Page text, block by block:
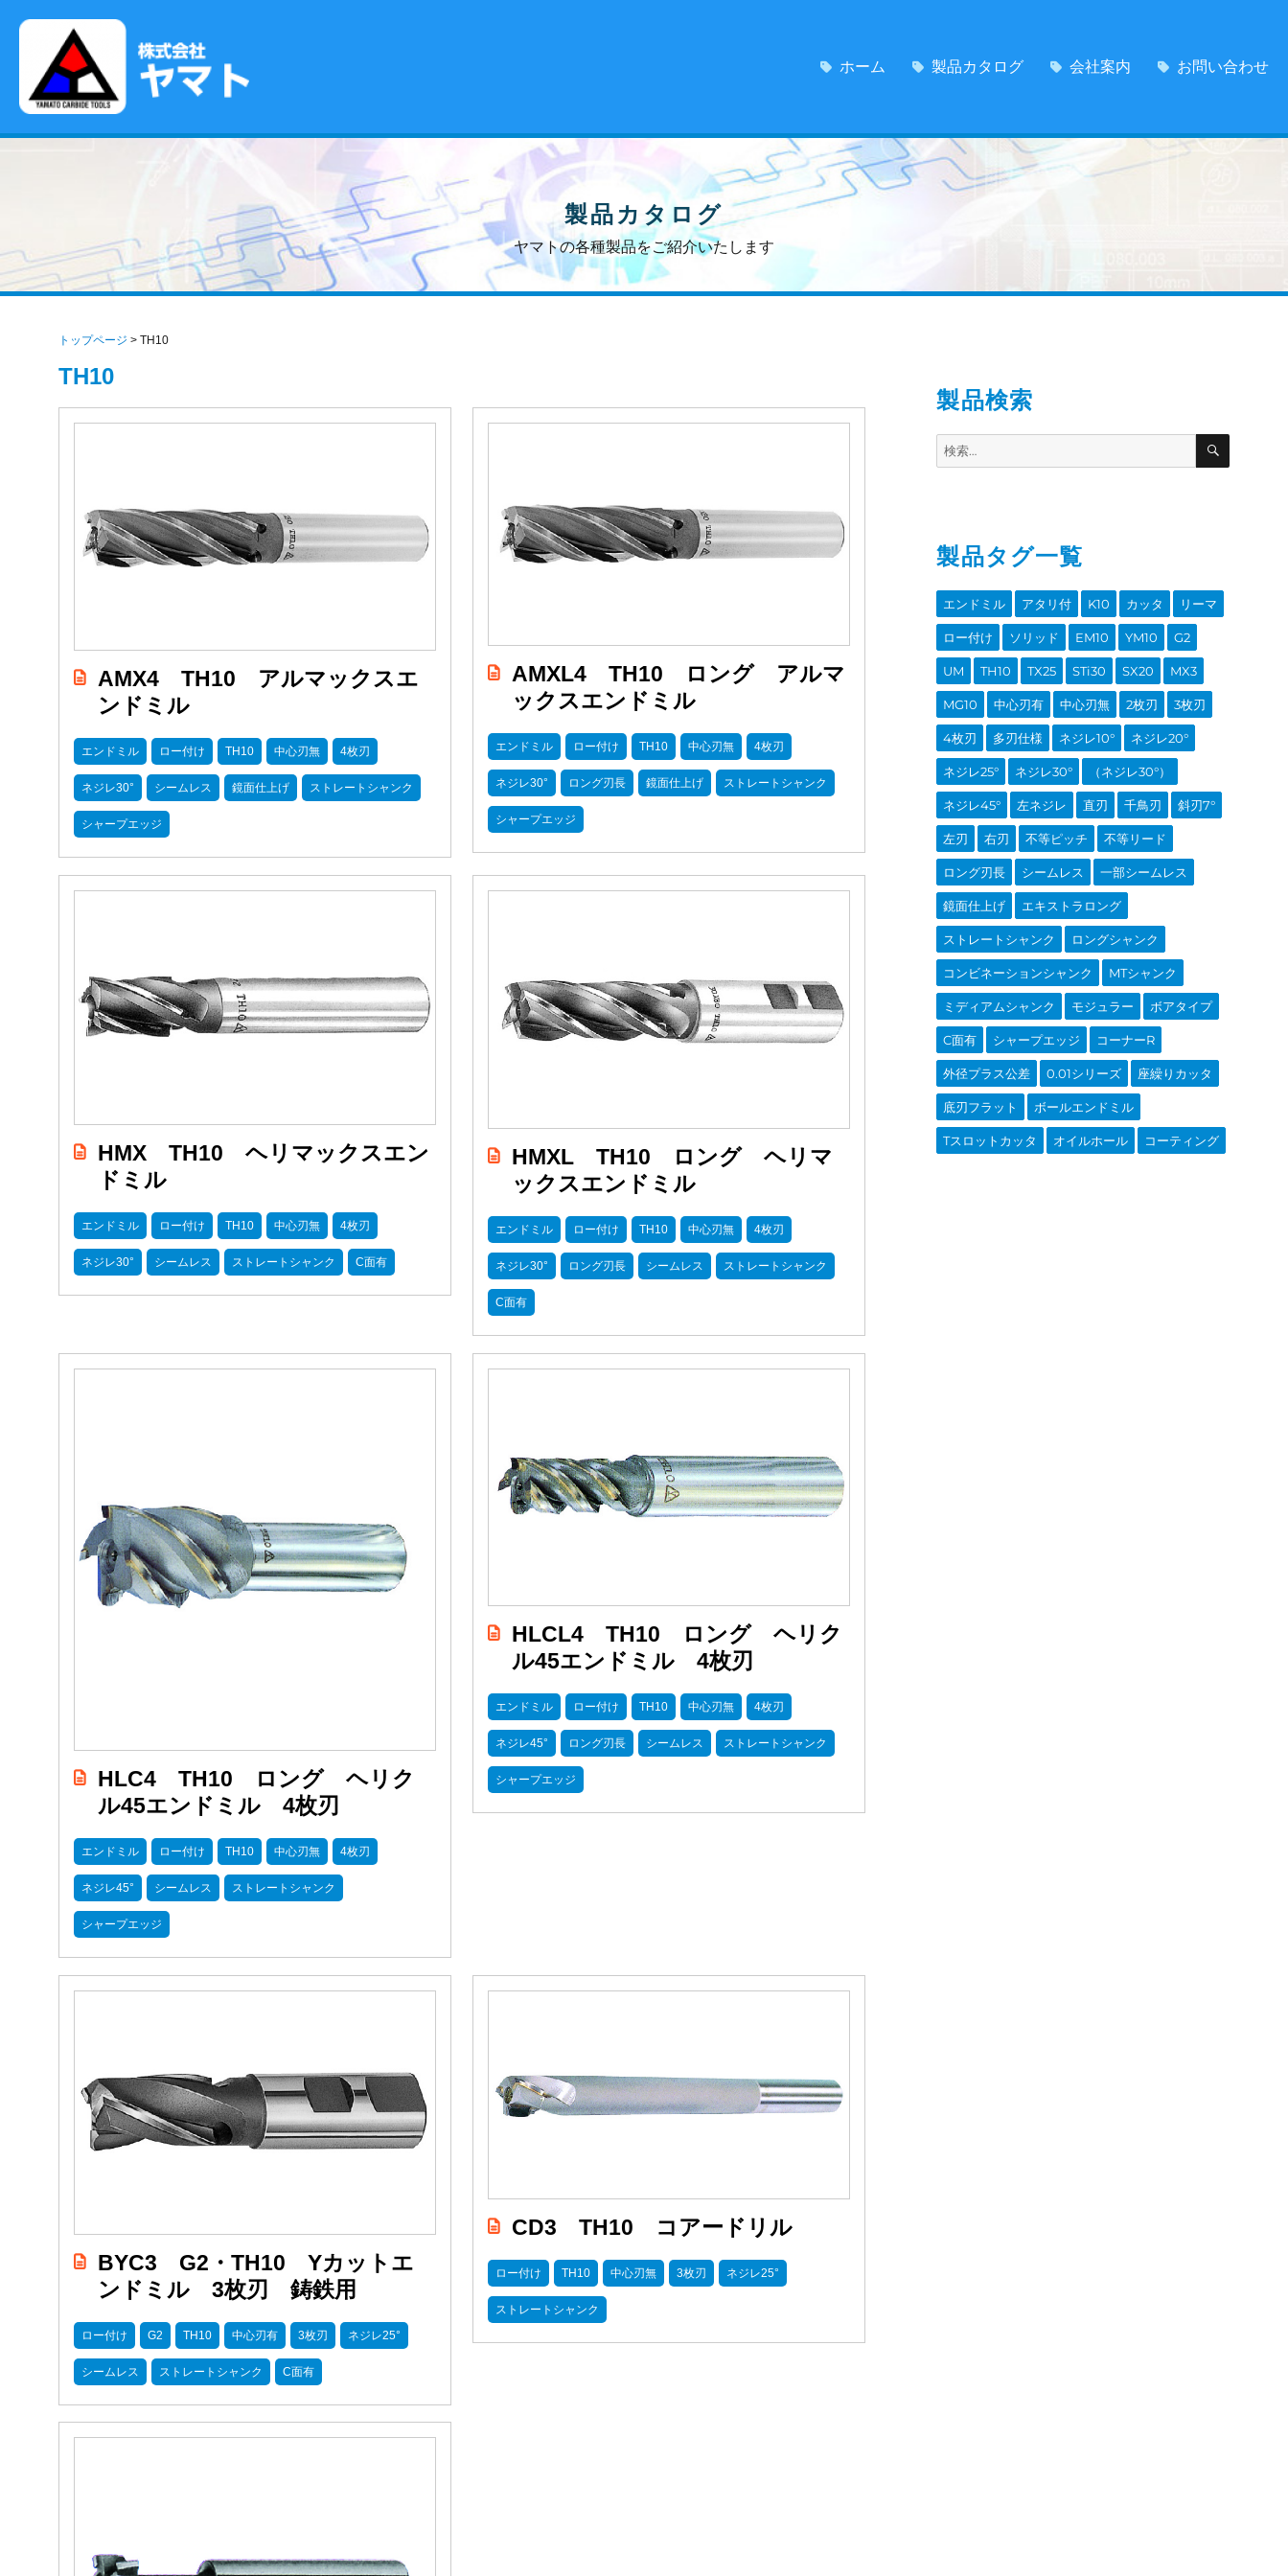
株式会社ヤマト
ホーム 製品カタログ 会社案内 お問い合わせ
製品カタログ
ヤマトの各種製品をご紹介いたします
トップページ >TH10
TH10
AMX4 TH10 アルマックスエ
ンドミル
エンドミル ロー付け TH10 中心刃無 4枚刃
ネジレ30° シームレス 鏡面仕上げ ストレートシャンク
シャープエッジ
AMXL4 TH10 ロング アルマ
ックスエンドミル
エンドミル ロー付け TH10 中心刃無 4枚刃
ネジレ30° ロング刃長 鏡面仕上げ ストレートシャンク
シャープエッジ
HMX TH10 ヘリマックスエン
ドミル
エンドミル ロー付け TH10 中心刃無 4枚刃
ネジレ30° シームレス ストレートシャンク C面有
HMXL TH10 ロング ヘリマ
ックスエンドミル
エンドミル ロー付け TH10 中心刃無 4枚刃
ネジレ30° ロング刃長 シームレス ストレートシャンク
C面有
HLC4 TH10 ロング ヘリク
ル45エンドミル 4枚刃
エンドミル ロー付け TH10 中心刃無 4枚刃
ネジレ45° シームレス ストレートシャンク
シャープエッジ
HLCL4 TH10 ロング ヘリク
ル45エンドミル 4枚刃
エンドミル ロー付け TH10 中心刃無 4枚刃
ネジレ45° ロング刃長 シームレス ストレートシャンク
シャープエッジ
BYC3 G2・TH10 Yカットエ
ンドミル 3枚刃 鋳鉄用
ロー付け G2 TH10 中心刃有 3枚刃 ネジレ25°
シームレス ストレートシャンク C面有
CD3 TH10 コアードリル
ロー付け TH10 中心刃無 3枚刃 ネジレ25°
ストレートシャンク
製品検索
Search
for:
SEARCH
製品タグ一覧
エンドミル アタリ付 K10 カッタ リーマ
ロー付け ソリッド EM10 YM10 G2
UM TH10 TX25 STi30 SX20 MX3
MG10 中心刃有 中心刃無 2枚刃 3枚刃
4枚刃 多刃仕様 ネジレ10° ネジレ20°
ネジレ25° ネジレ30° （ネジレ30°）
ネジレ45° 左ネジレ 直刃 千鳥刃 斜刃7°
左刃 右刃 不等ピッチ 不等リード
ロング刃長 シームレス 一部シームレス
鏡面仕上げ エキストラロング
ストレートシャンク ロングシャンク
コンビネーションシャンク MTシャンク
ミディアムシャンク モジュラー ボアタイプ
C面有 シャープエッジ コーナーR
外径プラス公差 0.01シリーズ 座繰りカッタ
底刃フラット ボールエンドミル
Tスロットカッタ オイルホール コーティング